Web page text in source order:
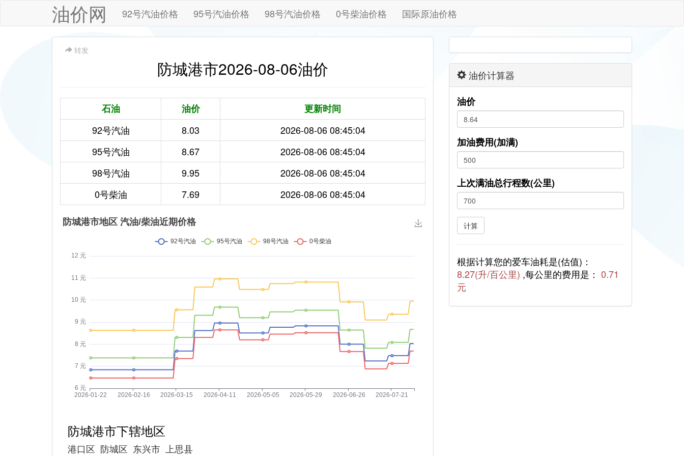
油价网 92号汽油价格 95号汽油价格 98号汽油价格 0号柴油价格 国际原油价格
转发
防城港市2026-08-06油价
石油 油价
更新时间
92号汽油
8.03
2026-08-06 08:45:04
95号汽油
8.67
2026-08-06 08:45:04
98号汽油
9.95
2026-08-06 08:45:04
0号柴油
7.69 2026-08-06 08:45:04
防城港市下辖地区
港口区 防城区 东兴市 上思县
油价计算器
油价
加油费用(加满)
上次满油总行程数(公里)
计算
根据计算您的爱车油耗是(估值)：
8.27(升/百公里) ,每公里的费用是： 0.71
元